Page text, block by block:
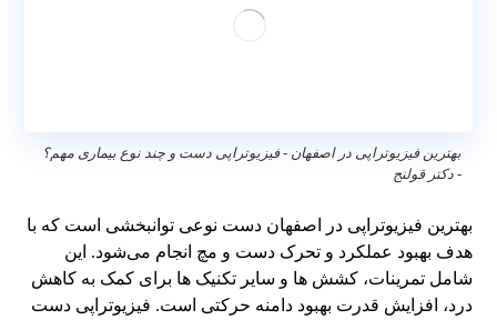
بهترین فیزیوتراپی در اصفهان - فیزیوتراپی دست و چند نوع بیماری مهم؟
- دکتر قولنج
بهترین فیزیوتراپی در اصفهان دست نوعی توانبخشی است که با
هدف بهبود عملکرد و تحرک دست و مچ انجام می‌شود. این
شامل تمرینات، کشش ها و سایر تکنیک ها برای کمک به کاهش
درد، افزایش قدرت بهبود دامنه حرکتی است. فیزیوتراپی دست